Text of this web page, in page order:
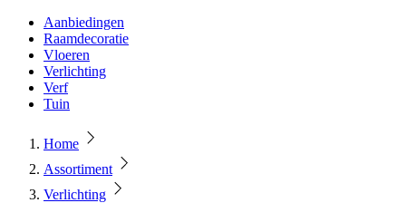
Aanbiedingen
Raamdecoratie
Vloeren
Verlichting
Verf
Tuin
Home
Assortiment
Verlichting